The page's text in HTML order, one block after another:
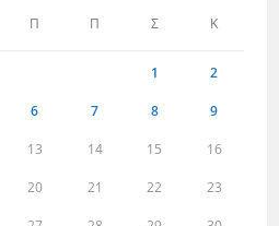
Π Π Σ Κ
1 2
6 7 8 9
13 14 15 16
20 21 22 23